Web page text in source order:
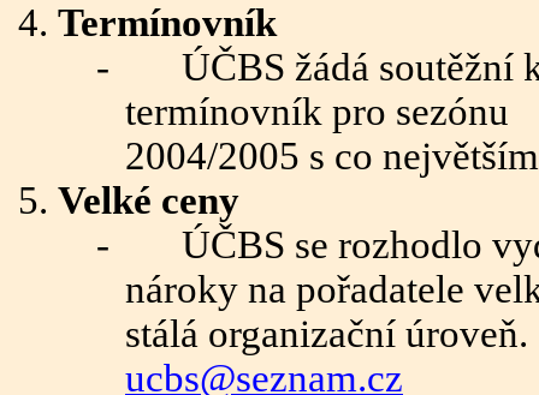
Termínovník
-
ÚČBS žádá soutěžní
termínovník pro sezónu
2004/2005 s co
Velké ceny
-
ÚČBS se rozhodlo
nároky na pořadatele
stálá organizační
ucbs@seznam.cz